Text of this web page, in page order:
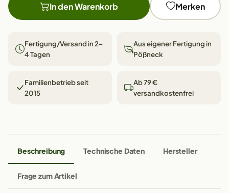
In den Warenkorb Merken
Fertigung/Versand in 2–
4 Tagen
Aus eigener Fertigung in
Pößneck
Familienbetrieb seit
2015
Ab 79 €
versandkostenfrei
Beschreibung Technische Daten Hersteller
Frage zum Artikel